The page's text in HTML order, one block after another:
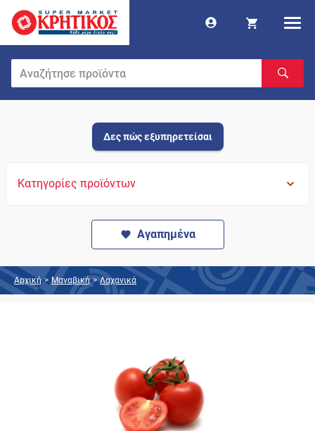
Δες πώς εξυπηρετείσαι
Κατηγορίες προϊόντων
Αγαπημένα
Αρχική > Μαναβική > Λαχανικά